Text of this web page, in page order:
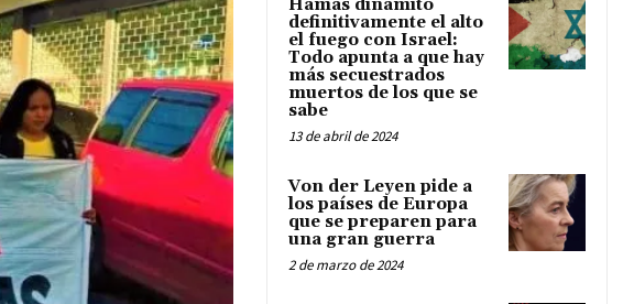
Hamás dinamitó
definitivamente el alto
el fuego con Israel:
Todo apunta a que hay
más secuestrados
muertos de los que se
sabe
13 de abril de 2024
Von der Leyen pide a
los países de Europa
que se preparen para
una gran guerra
2 de marzo de 2024